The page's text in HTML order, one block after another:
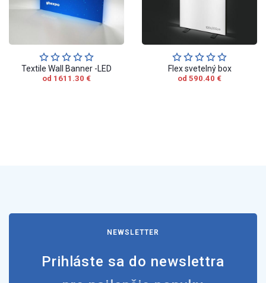
Textile Wall Banner -LED
od 1611.30 €
Flex svetelný box
od 590.40 €
NEWSLETTER
Prihláste sa do newslettra